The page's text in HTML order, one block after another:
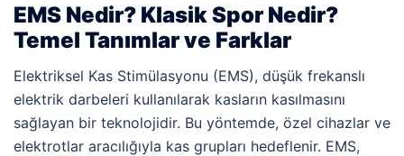
EMS Nedir? Klasik Spor Nedir?
Temel Tanımlar ve Farklar
Elektriksel Kas Stimülasyonu (EMS), düşük frekanslı
elektrik darbeleri kullanılarak kasların kasılmasını
sağlayan bir teknolojidir. Bu yöntemde, özel cihazlar ve
elektrotlar aracılığıyla kas grupları hedeflenir. EMS,